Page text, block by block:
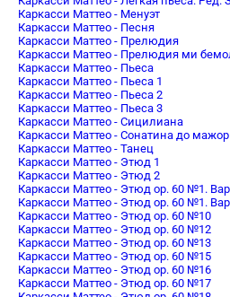
Каркасси Маттео - Менуэт
Каркасси Маттео - Песня
Каркасси Маттео - Прелюдия
Каркасси Маттео - Прелюдия ми
Каркасси Маттео - Пьеса
Каркасси Маттео - Пьеса 1
Каркасси Маттео - Пьеса 2
Каркасси Маттео - Пьеса 3
Каркасси Маттео - Сицилиана
Каркасси Маттео - Сонатина до
Каркасси Маттео - Танец
Каркасси Маттео - Этюд 1
Каркасси Маттео - Этюд 2
Каркасси Маттео - Этюд оp. 60 №1.
Каркасси Маттео - Этюд оp. 60 №1.
Каркасси Маттео - Этюд оp. 60 №10
Каркасси Маттео - Этюд оp. 60 №12
Каркасси Маттео - Этюд оp. 60 №13
Каркасси Маттео - Этюд оp. 60 №15
Каркасси Маттео - Этюд оp. 60 №16
Каркасси Маттео - Этюд оp. 60 №17